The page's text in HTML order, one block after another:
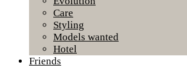
Care
Styling
Models wanted
Hotel
Friends